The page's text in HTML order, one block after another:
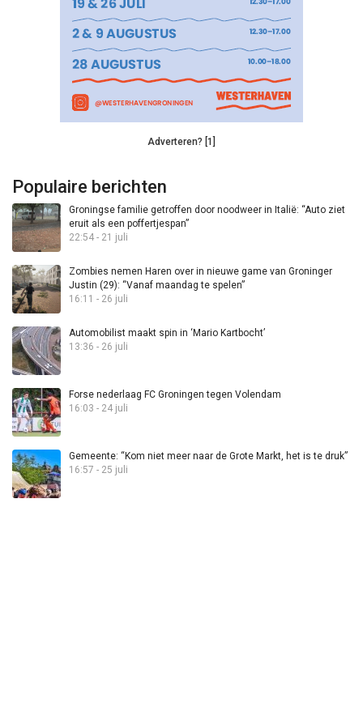
Adverteren? [1]
Populaire berichten
Groningse familie getroffen door noodweer in Italië: “Auto ziet
eruit als een poffertjespan”
22:54 - 21 juli
Zombies nemen Haren over in nieuwe game van Groninger
Justin (29): “Vanaf maandag te spelen”
16:11 - 26 juli
Automobilist maakt spin in ‘Mario Kartbocht’
13:36 - 26 juli
Forse nederlaag FC Groningen tegen Volendam
16:03 - 24 juli
Gemeente: “Kom niet meer naar de Grote Markt, het is te druk”
16:57 - 25 juli